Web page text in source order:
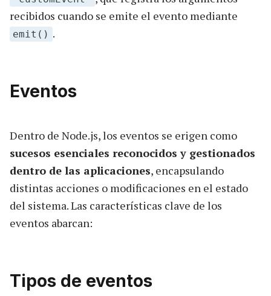
recibidos cuando se emite el evento mediante
emit() .
Eventos
Dentro de Node.js, los eventos se erigen como
sucesos esenciales reconocidos y gestionados
dentro de las aplicaciones, encapsulando
distintas acciones o modificaciones en el estado
del sistema. Las características clave de los
eventos abarcan:
Tipos de eventos